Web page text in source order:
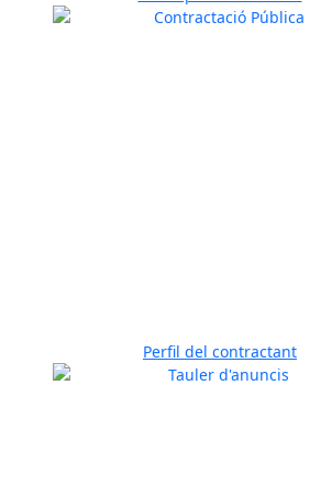
Perfil del contractant